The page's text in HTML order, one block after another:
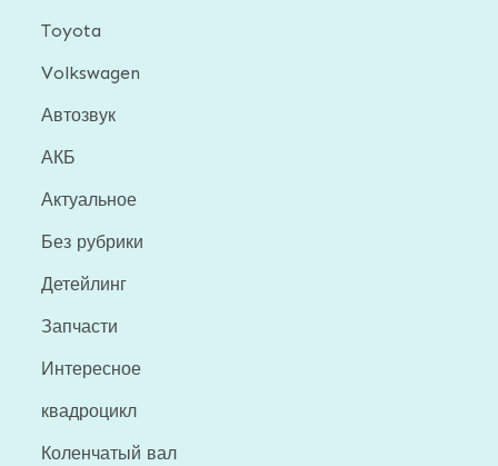
Toyota
Volkswagen
Автозвук
АКБ
Актуальное
Без рубрики
Детейлинг
Запчасти
Интересное
квадроцикл
Коленчатый вал